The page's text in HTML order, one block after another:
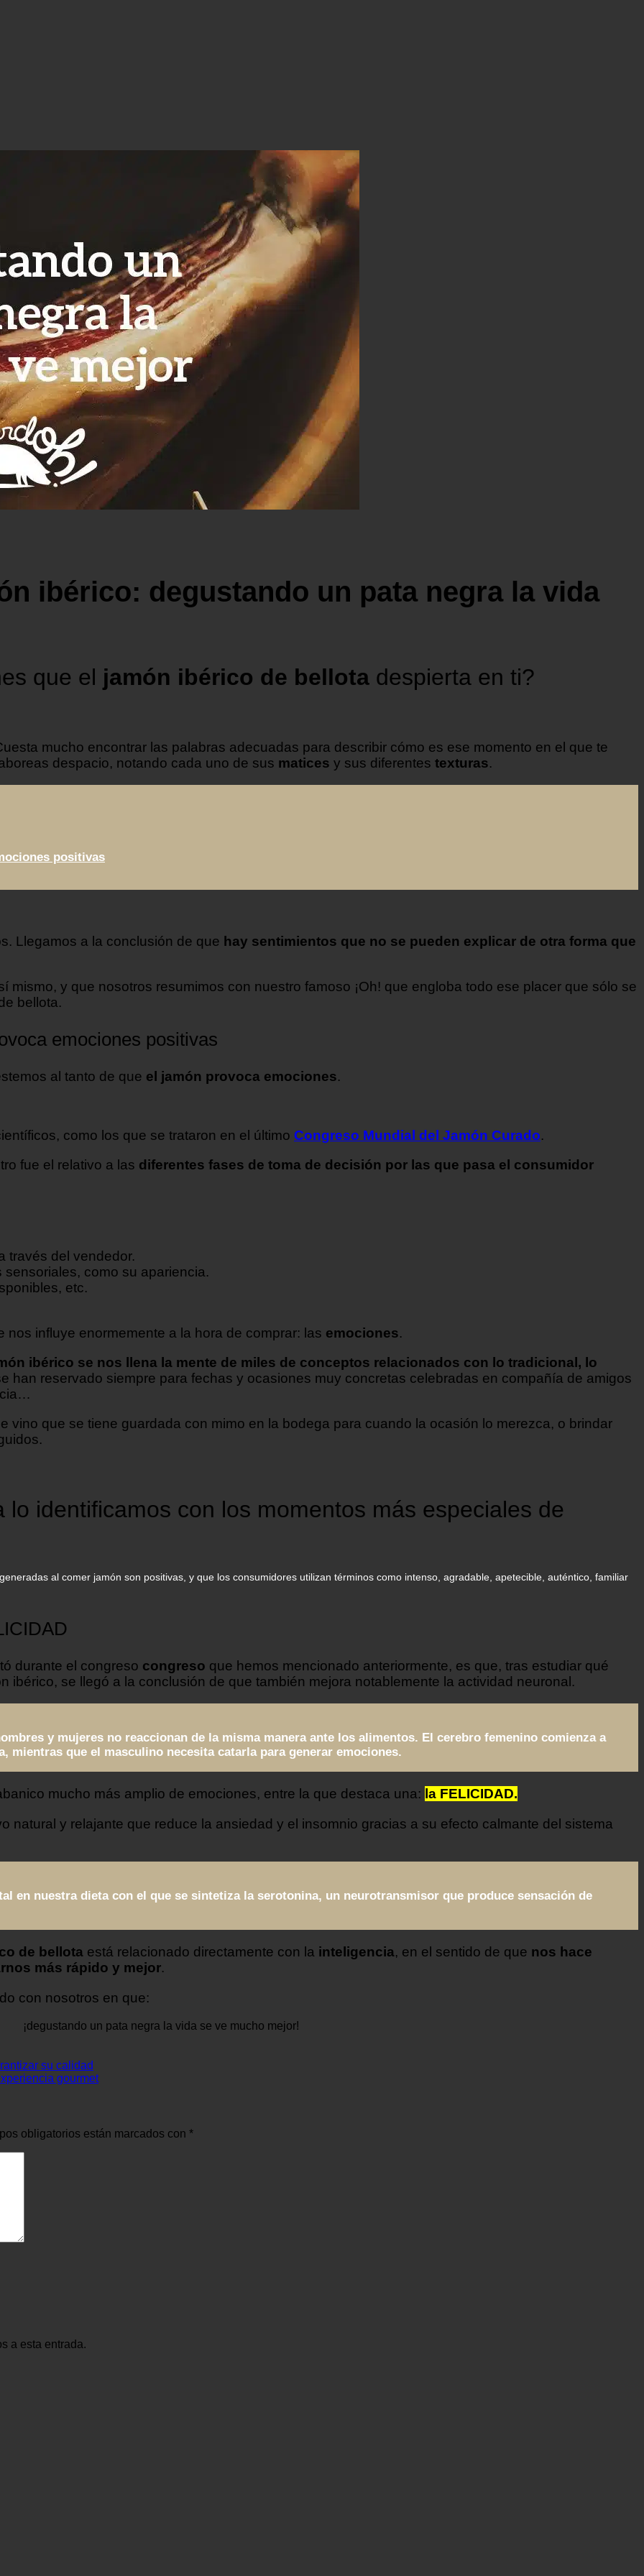
ibérico: degustando un pata negra la vida
que el jamón ibérico de bellota despierta en ti?
mucho encontrar las palabras adecuadas para describir cómo es ese momento en el que te
despacio, notando cada uno de sus matices y sus diferentes texturas.
positivas
Llegamos a la conclusión de que hay sentimientos que no se pueden explicar de otra forma que
mismo, y que nosotros resumimos con nuestro famoso ¡Oh! que engloba todo ese placer que sólo se
bellota.
emociones positivas
al tanto de que el jamón provoca emociones.
como los que se trataron en el último Congreso Mundial del Jamón Curado.
fue el relativo a las diferentes fases de toma de decisión por las que pasa el consumidor
través del vendedor.
como su apariencia.
etc.
influye enormemente a la hora de comprar: las emociones.
ibérico se nos llena la mente de miles de conceptos relacionados con lo tradicional, lo
han reservado siempre para fechas y ocasiones muy concretas celebradas en compañía de amigos
vino que se tiene guardada con mimo en la bodega para cuando la ocasión lo merezca, o brindar
identificamos con los momentos más especiales de
al comer jamón son positivas, y que los consumidores utilizan términos como intenso, agradable, apetecible, auténtico, familiar
durante el congreso congreso que hemos mencionado anteriormente, es que, tras estudiar qué
ibérico, se llegó a la conclusión de que también mejora notablemente la actividad neuronal.
y mujeres no reaccionan de la misma manera ante los alimentos. El cerebro femenino comienza a
mientras que el masculino necesita catarla para generar emociones.
mucho más amplio de emociones, entre la que destaca una: la FELICIDAD.
natural y relajante que reduce la ansiedad y el insomnio gracias a su efecto calmante del sistema
en nuestra dieta con el que se sintetiza la serotonina, un neurotransmisor que produce sensación de
de bellota está relacionado directamente con la inteligencia, en el sentido de que nos hace
más rápido y mejor.
con nosotros en que:
¡degustando un pata negra la vida se ve mucho mejor!
su calidad
gourmet
obligatorios están marcados con *
a esta entrada.